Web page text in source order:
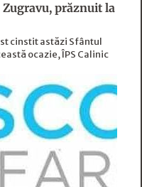
prăznuit la
cinstit astăzi Sfântul
ocazie, ÎPS Calinic